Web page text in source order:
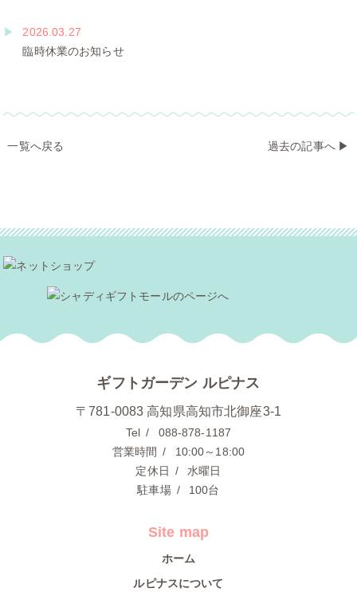
2026.03.27
臨時休業のお知らせ
一覧へ戻る 過去の記事へ ▶
ギフトガーデン ルピナス
〒781-0083 高知県高知市北御座3-1
Tel
088-878-1187
営業時間
10:00～18:00
定休日
水曜日
駐車場
100台
Site map
ホーム
ルピナスについて